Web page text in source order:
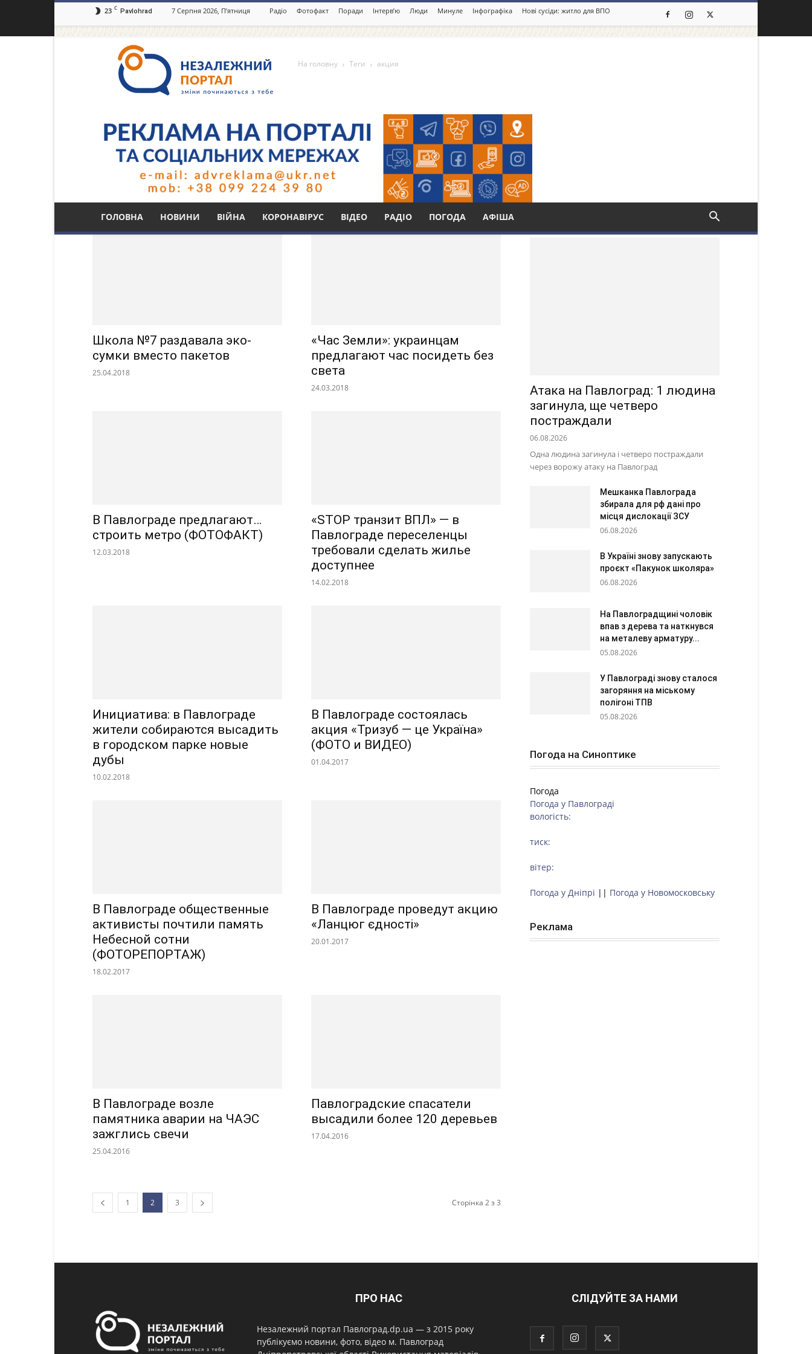
23 C Pavlohrad 7 Серпня 2026, П’ятниця Радіо Фотофакт Поради Інтерв’ю Люди Минуле Інфографіка Нові сусіди: житло для ВПО
портал
Павлоград.dp.ua
ГОЛОВНА НОВИНИ ВІЙНА КОРОНАВІРУС ВІДЕО РАДІО ПОГОДА АФІША
На головну Теги акция
Тег: акция
Школа №7 раздавала эко-
сумки вместо пакетов
25.04.2018
«Час Земли»: украинцам
предлагают час посидеть без
света
24.03.2018
В Павлограде предлагают…
строить метро (ФОТОФАКТ)
12.03.2018
«STOP транзит ВПЛ» — в
Павлограде переселенцы
требовали сделать жилье
доступнее
14.02.2018
Инициатива: в Павлограде
жители собираются высадить
в городском парке новые
дубы
10.02.2018
В Павлограде состоялась
акция «Тризуб — це Україна»
(ФОТО и ВИДЕО)
01.04.2017
В Павлограде общественные
активисты почтили память
Небесной сотни
(ФОТОРЕПОРТАЖ)
18.02.2017
В Павлограде проведут акцию
«Ланцюг єдності»
20.01.2017
В Павлограде возле
памятника аварии на ЧАЭС
зажглись свечи
25.04.2016
Павлоградские спасатели
высадили более 120 деревьев
17.04.2016
1 2 3 Сторінка 2 з 3
Атака на Павлоград: 1 людина
загинула, ще четверо
постраждали
06.08.2026
Одна людина загинула і четверо постраждали
через ворожу атаку на Павлоград
Мешканка Павлограда
збирала для рф дані про
місця дислокації ЗСУ
06.08.2026
В Україні знову запускають
проєкт «Пакунок школяра»
06.08.2026
На Павлоградщині чоловік
впав з дерева та наткнувся
на металеву арматуру...
05.08.2026
У Павлограді знову сталося
загоряння на міському
полігоні ТПВ
05.08.2026
Погода на Синоптике
Погода
Погода у Павлограді
вологість:
тиск:
вітер:
Погода у Дніпрі || Погода у Новомосковську
Реклама
ПРО НАС
Незалежний портал Павлоград.dp.ua — з 2015 року
публікуємо новини, фото, відео м. Павлоград
СЛІДУЙТЕ ЗА НАМИ